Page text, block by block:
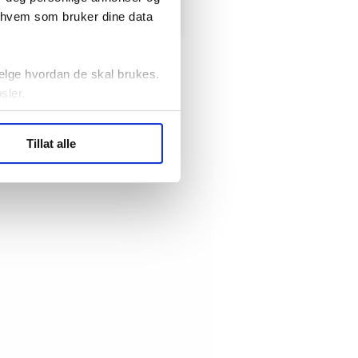
som bruker dine data
hvordan de skal brukes.
statistikk.
Tillat alle